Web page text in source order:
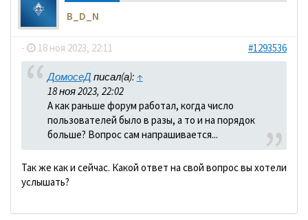
B_D_N
- 18 ноя 2023, 22:11 #1293536
ДомосеД писал(а): ↑
18 ноя 2023, 22:02
А как раньше форум работал, когда число
пользователей было в разы, а то и на порядок
больше? Вопрос сам напрашивается...
Так же как и сейчас. Какой ответ на свой вопрос вы хотели
услышать?